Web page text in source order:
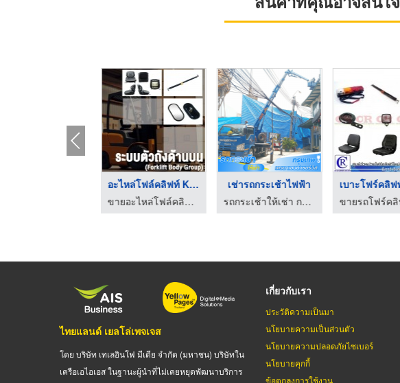
อะไหล่โฟล์คลิฟท์ Kom ...
ขายอะไหล่โฟล์คลิฟท์ - วรรธนามอเตอร์เวอร์ค
เช่ารถกระเช้าไฟฟ้า
รถกระเช้าให้เช่า กรุงเทพ เครน แอนด์ เซอร์วิส
ไทยแลนด์ เยลโล่เพจเจส
โดย บริษัท เทเลอินโฟ มีเดีย จำกัด (มหาชน) บริษัทใน
เครือเอไอเอส ในฐานะผู้นำที่ไม่เคยหยุดพัฒนาบริการ
เกี่ยวกับเรา
ประวัติความเป็นมา
นโยบายความเป็นส่วนตัว
นโยบายความปลอดภัยไซเบอร์
นโยบายคุกกี้
ข้อตกลงการใช้งาน